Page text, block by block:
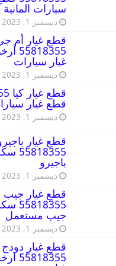
سيارات
ديسمبر 1, 2023
غيار سيارات
ديسمبر 1, 2023
قطع غيار
ديسمبر 1, 2023
قطع غيار
باجيرو
ديسمبر 1, 2023
قطع غيار جيب
جيب مستعمل
ديسمبر 1, 2023
قطع غيار دودج